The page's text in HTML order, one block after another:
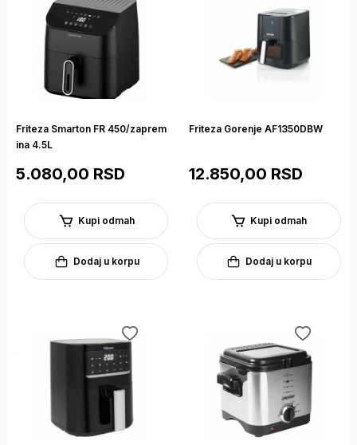
Friteza Smarton FR 450/zaprem
ina 4.5L
5.080,00 RSD
Kupi odmah
Dodaj u korpu
Friteza Gorenje AF1350DBW
12.850,00 RSD
Kupi odmah
Dodaj u korpu